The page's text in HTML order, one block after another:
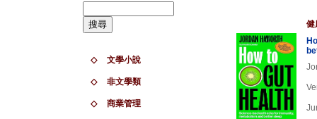
◇ 文學小說
◇ 非文學類
◇ 商業管理
健